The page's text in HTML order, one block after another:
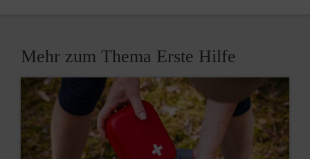
Mehr zum Thema Erste Hilfe